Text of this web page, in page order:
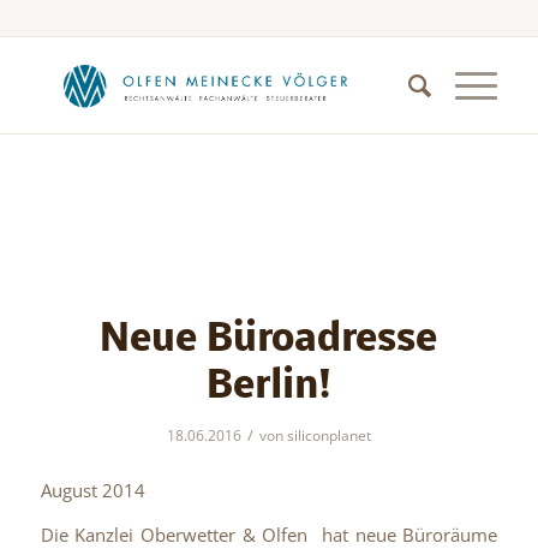
Neue Büroadresse
Berlin!
18.06.2016 / vonsiliconplanet
August 2014
Die Kanzlei Oberwetter & Olfen hat neue Büroräume